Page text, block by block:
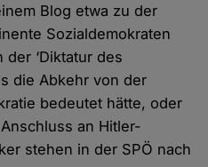
Blog etwa zu der
Sozialdemokraten
‘Diktatur des
die Abkehr von der
bedeutet hätte, oder
an Hitler-
stehen in der SPÖ nach